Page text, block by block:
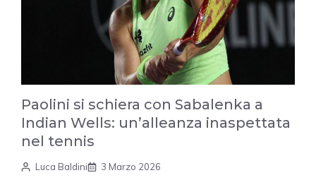
Paolini si schiera con Sabalenka a
Indian Wells: un’alleanza inaspettata
nel tennis
Luca Baldini 3 Marzo 2026